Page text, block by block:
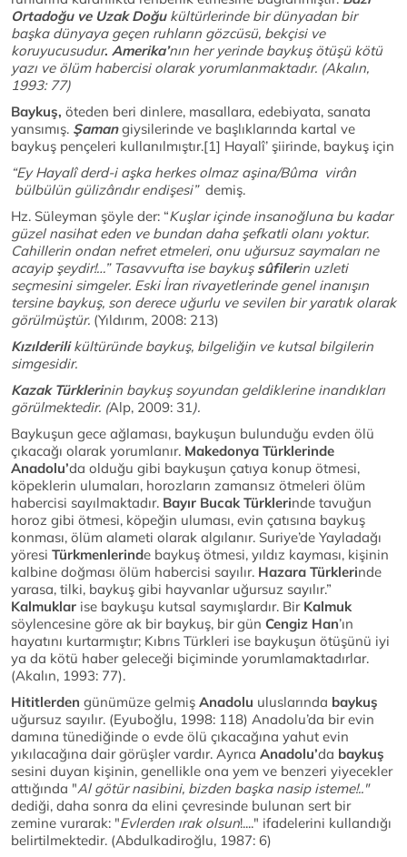
Ortadoğu ve Uzak Doğu kültürlerinde bir dünyadan bir
başka dünyaya geçen ruhların gözcüsü, bekçisi ve
koruyucusudur. Amerika’nın her yerinde baykuş ötüşü kötü
yazı ve ölüm habercisi olarak yorumlanmaktadır. (Akalın,
1993: 77)
Baykuş, öteden beri dinlere, masallara, edebiyata, sanata
yansımış. Şamangiysilerinde ve başlıklarında kartal ve
baykuş pençeleri kullanılmıştır.[1] Hayalî’ şiirinde, baykuş için
“Ey Hayalî derd-i aşka herkes olmaz aşina/Bûma virân
bülbülün gülizârıdır endişesi”demiş.
Hz. Süleyman şöyle der: “Kuşlar içinde insanoğluna bu kadar
güzel nasihat eden ve bundan daha şefkatli olanı yoktur.
Cahillerin ondan nefret etmeleri, onu uğursuz saymaları ne
acayip şeydir!…” Tasavvufta ise baykuş sûfilerin uzleti
seçmesini simgeler. Eski İran rivayetlerinde genel inanışın
tersine baykuş, son derece uğurlu ve sevilen bir yaratık olarak
görülmüştür. (Yıldırım, 2008: 213)
Kızılderilikültüründe baykuş, bilgeliğin ve kutsal bilgilerin
simgesidir.
Kazak Türklerinin baykuş soyundan geldiklerine inandıkları
görülmektedir. (Alp, 2009: 31).
Baykuşun gece ağlaması, baykuşun bulunduğu evden ölü
çıkacağı olarak yorumlanır. Makedonya Türklerinde
Anadolu’da olduğu gibi baykuşun çatıya konup ötmesi,
köpeklerin ulumaları, horozların zamansız ötmeleri ölüm
habercisi sayılmaktadır. Bayır Bucak Türklerinde tavuğun
horoz gibi ötmesi, köpeğin uluması, evin çatısına baykuş
konması, ölüm alameti olarak algılanır. Suriye’de Yayladağı
yöresi Türkmenlerinde baykuş ötmesi, yıldız kayması, kişinin
kalbine doğması ölüm habercisi sayılır. Hazara Türklerinde
yarasa, tilki, baykuş gibi hayvanlar uğursuz sayılır.”
Kalmuklar ise baykuşu kutsal saymışlardır. Bir Kalmuk
söylencesine göre ak bir baykuş, bir gün Cengiz Han’ın
hayatını kurtarmıştır; Kıbrıs Türkleri ise baykuşun ötüşünü iyi
ya da kötü haber geleceği biçiminde yorumlamaktadırlar.
(Akalın, 1993: 77).
Hititlerden günümüze gelmiş Anadolu uluslarında baykuş
uğursuz sayılır. (Eyuboğlu, 1998: 118) Anadolu’da bir evin
damına tünediğinde o evde ölü çıkacağına yahut evin
yıkılacağına dair görüşler vardır. Ayrıca Anadolu’da baykuş
sesini duyan kişinin, genellikle ona yem ve benzeri yiyecekler
attığında "Al götür nasibini, bizden başka nasip isteme!.."
dediği, daha sonra da elini çevresinde bulunan sert bir
zemine vurarak: "Evlerden ırak olsun!...." ifadelerini kullandığı
belirtilmektedir. (Abdulkadiroğlu, 1987: 6)